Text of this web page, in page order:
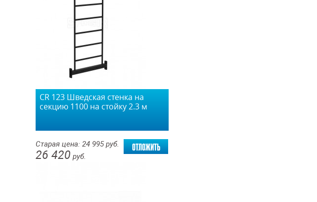
CR 123 Шведская стенка на
секцию 1100 на стойку 2.3 м
Старая цена: 24 995 руб.
26 420 руб.
отложить